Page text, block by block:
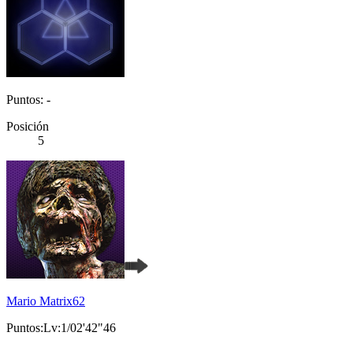
Puntos: -
Posición
5
Mario Matrix62
Puntos:Lv:1/02'42"46